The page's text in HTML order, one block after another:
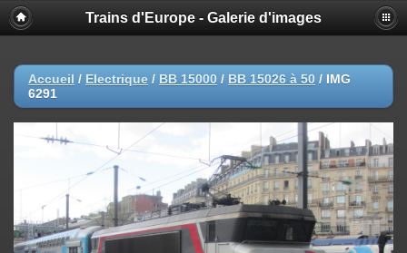
Trains d'Europe - Galerie d'images
Accueil / Electrique / BB 15000 / BB 15026 à 50 / IMG
6291